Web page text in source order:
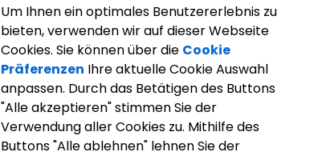
KISSING
Familienstützpunkt Süd
Um Ihnen ein optimales Benutzererlebnis zu
bieten, verwenden wir auf dieser Webseite
Cookies. Sie können über die Cookie
Präferenzen Ihre aktuelle Cookie Auswahl
anpassen. Durch das Betätigen des Buttons
"Alle akzeptieren" stimmen Sie der
Verwendung aller Cookies zu. Mithilfe des
Buttons "Alle ablehnen" lehnen Sie der